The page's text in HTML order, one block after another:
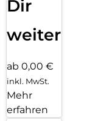
Dir
weiter
ab 0,00 €
inkl. MwSt.
Mehr
erfahren